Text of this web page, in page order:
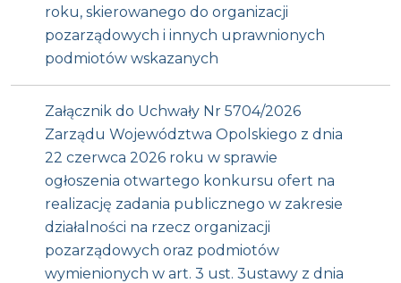
roku, skierowanego do organizacji
pozarządowych i innych uprawnionych
podmiotów wskazanych
Załącznik do Uchwały Nr 5704/2026
Zarządu Województwa Opolskiego z dnia
22 czerwca 2026 roku w sprawie
ogłoszenia otwartego konkursu ofert na
realizację zadania publicznego w zakresie
działalności na rzecz organizacji
pozarządowych oraz podmiotów
wymienionych w art. 3 ust. 3ustawy z dnia